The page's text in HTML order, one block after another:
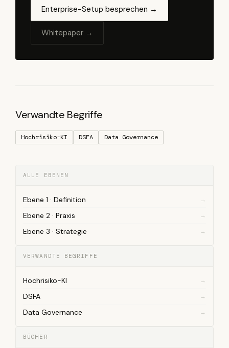
Enterprise-Setup besprechen →
Whitepaper →
Verwandte Begriffe
Hochrisiko-KI DSFA Data Governance
ALLE EBENEN
Ebene 1 · Definition
Ebene 2 · Praxis
Ebene 3 · Strategie
VERWANDTE BEGRIFFE
Hochrisiko-KI
DSFA
Data Governance
BÜCHER